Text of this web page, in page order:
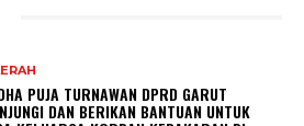
PUJA TURNAWAN DPRD GARUT
DAN BERIKAN BANTUAN UNTUK